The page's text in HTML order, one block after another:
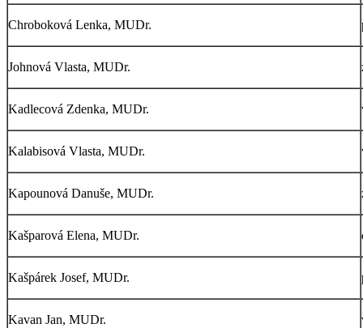
Chroboková Lenka, MUDr.
Johnová Vlasta, MUDr.
Kadlecová Zdenka, MUDr.
Kalabisová Vlasta, MUDr.
Kapounová Danuše, MUDr.
Kašparová Elena, MUDr.
Kašpárek Josef, MUDr.
Kavan Jan, MUDr.